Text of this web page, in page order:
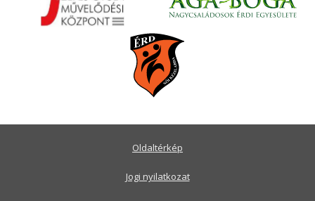
Oldaltérkép
Jogi nyilatkozat